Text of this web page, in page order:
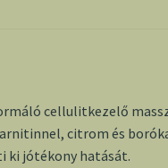
cellulitkezelő
citrom és
ki jótékony hatását.